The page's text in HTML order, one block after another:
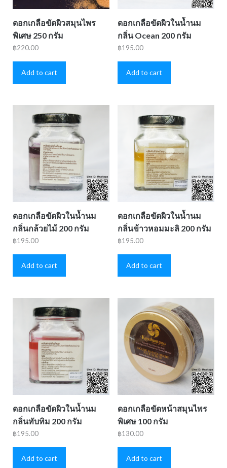
ดอกเกลือขัดผิวสมุนไพร
พิเศษ 250 กรัม
฿220.00
Add to cart
ดอกเกลือขัดผิวในน้ำนม
กลิ่น Ocean 200 กรัม
฿195.00
Add to cart
ดอกเกลือขัดผิวในน้ำนม
กลิ่นกล้วยไม้ 200 กรัม
฿195.00
Add to cart
ดอกเกลือขัดผิวในน้ำนม
กลิ่นข้าวหอมมะลิ 200 กรัม
฿195.00
Add to cart
ดอกเกลือขัดผิวในน้ำนม
กลิ่นทับทิม 200 กรัม
฿195.00
Add to cart
ดอกเกลือขัดหน้าสมุนไพร
พิเศษ 100 กรัม
฿130.00
Add to cart